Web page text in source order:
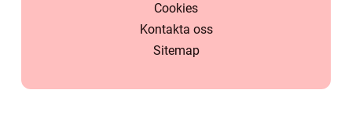
Cookies
Kontakta oss
Sitemap